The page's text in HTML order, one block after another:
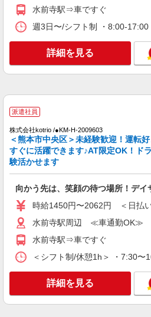
通費全支給(ガソリン
熊本市中央区 新
キープ
派遣社員
時給1450円〜
通費全支給(ガソリ
水前寺駅周辺 ≪
キープ
派遣社員
株式会社kotrio /●KM-H-2068443
≪熊本市中央区≫介
せ！！！デイサー
時給1450円〜
熊本市中央区
キープ
水前寺駅⇒車ですぐ
週3日〜/シフト制 ・8:00-
詳細を見る
派遣社員
株式会社kotrio /●KM-H-2009603
＜熊本市中央区＞未経験歓迎！運転
すぐに活躍できます♪AT限定OK！ド
験活かせます
向かう先は、笑顔の待つ場所！デ
時給1450円〜2062円 ＜日払
水前寺駅周辺 ≪車通勤OK≫
水前寺駅⇒車ですぐ
＜シフト制/休憩1h＞ ・7:30
詳細を見る